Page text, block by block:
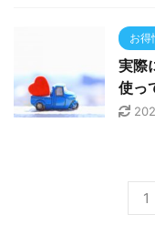
お得
実際
使っ
1